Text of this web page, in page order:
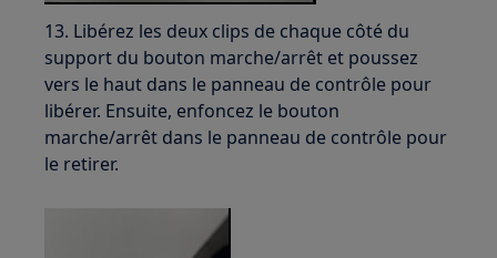
13. Libérez les deux clips de chaque côté du
support du bouton marche/arrêt et poussez
vers le haut dans le panneau de contrôle pour
libérer. Ensuite, enfoncez le bouton
marche/arrêt dans le panneau de contrôle pour
le retirer.